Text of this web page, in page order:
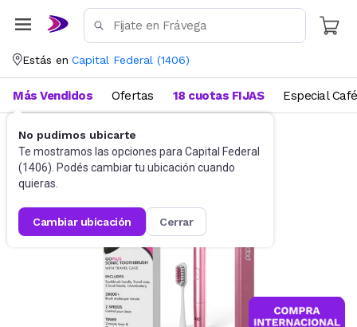
Estás en Capital Federal (1406)
No pudimos ubicarte
Te mostramos las opciones para Capital Federal
(1406). Podés cambiar tu ubicación cuando
quieras.
cambiar ubicación cerrar
Más Vendidos Ofertas 18 cuotas FIJAS Especial Café
Higiene personal Cuidado bucal